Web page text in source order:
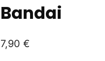
Bandai
7,90 €